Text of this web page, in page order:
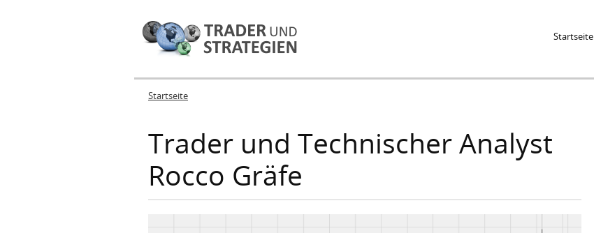
Startseite
Sie sind hier
Startseite
Trader und Technischer Analyst
Rocco Gräfe